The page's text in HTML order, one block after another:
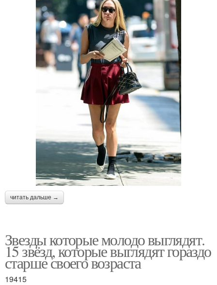
читать дальше →
Звезды которые молодо выглядят.
15 звёзд, которые выглядят гораздо
старше своего возраста
19415